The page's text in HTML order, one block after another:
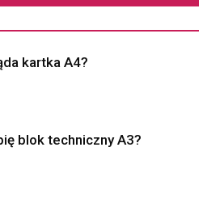
kartka A4?
blok techniczny A3?